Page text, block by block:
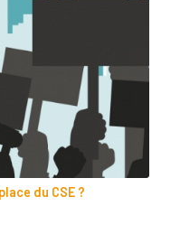
du CSE ?